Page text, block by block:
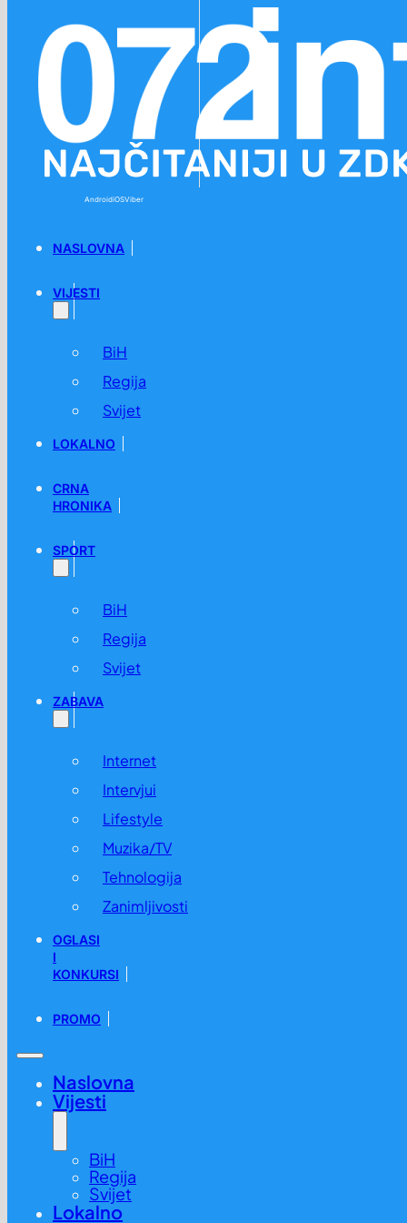
AndroidiOSViber
NASLOVNA
VIJESTI
BiH
Regija
Svijet
LOKALNO
CRNA
HRONIKA
SPORT
BiH
Regija
Svijet
ZABAVA
Internet
Intervjui
Lifestyle
Muzika/TV
Tehnologija
Zanimljivosti
OGLASI
I
KONKURSI
PROMO
Naslovna
Vijesti
BiH
Regija
Svijet
Lokalno